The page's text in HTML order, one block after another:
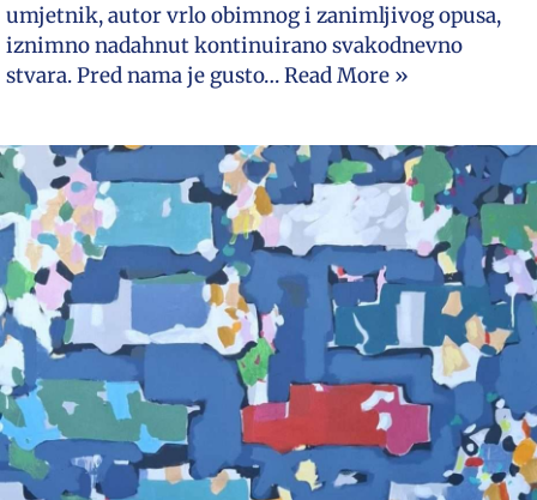
umjetnik, autor vrlo obimnog i zanimljivog opusa,
iznimno nadahnut kontinuirano svakodnevno
stvara. Pred nama je gusto…Read More »